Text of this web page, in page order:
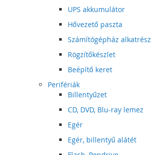
UPS akkumulátor
Hővezető paszta
Számítógépház alkatrész
Rögzítőkészlet
Beépítő keret
Perifériák
Billentyűzet
CD, DVD, Blu-ray lemez
Egér
Egér, billentyű alátét